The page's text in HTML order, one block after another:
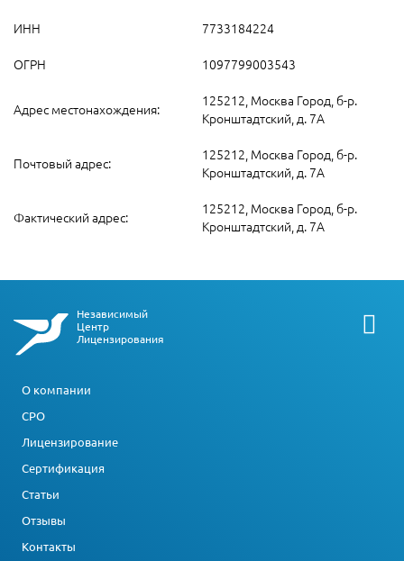
ИНН
7733184224
ОГРН
1097799003543
Адрес местонахождения:
125212, Москва Город, б-р.
Кронштадтский, д. 7А
Почтовый адрес:
125212, Москва Город, б-р.
Кронштадтский, д. 7А
Фактический адрес:
125212, Москва Город, б-р.
Кронштадтский, д. 7А
Независимый
Центр
Лицензирования
О компании
СРО
Лицензирование
Сертификация
Статьи
Отзывы
Контакты